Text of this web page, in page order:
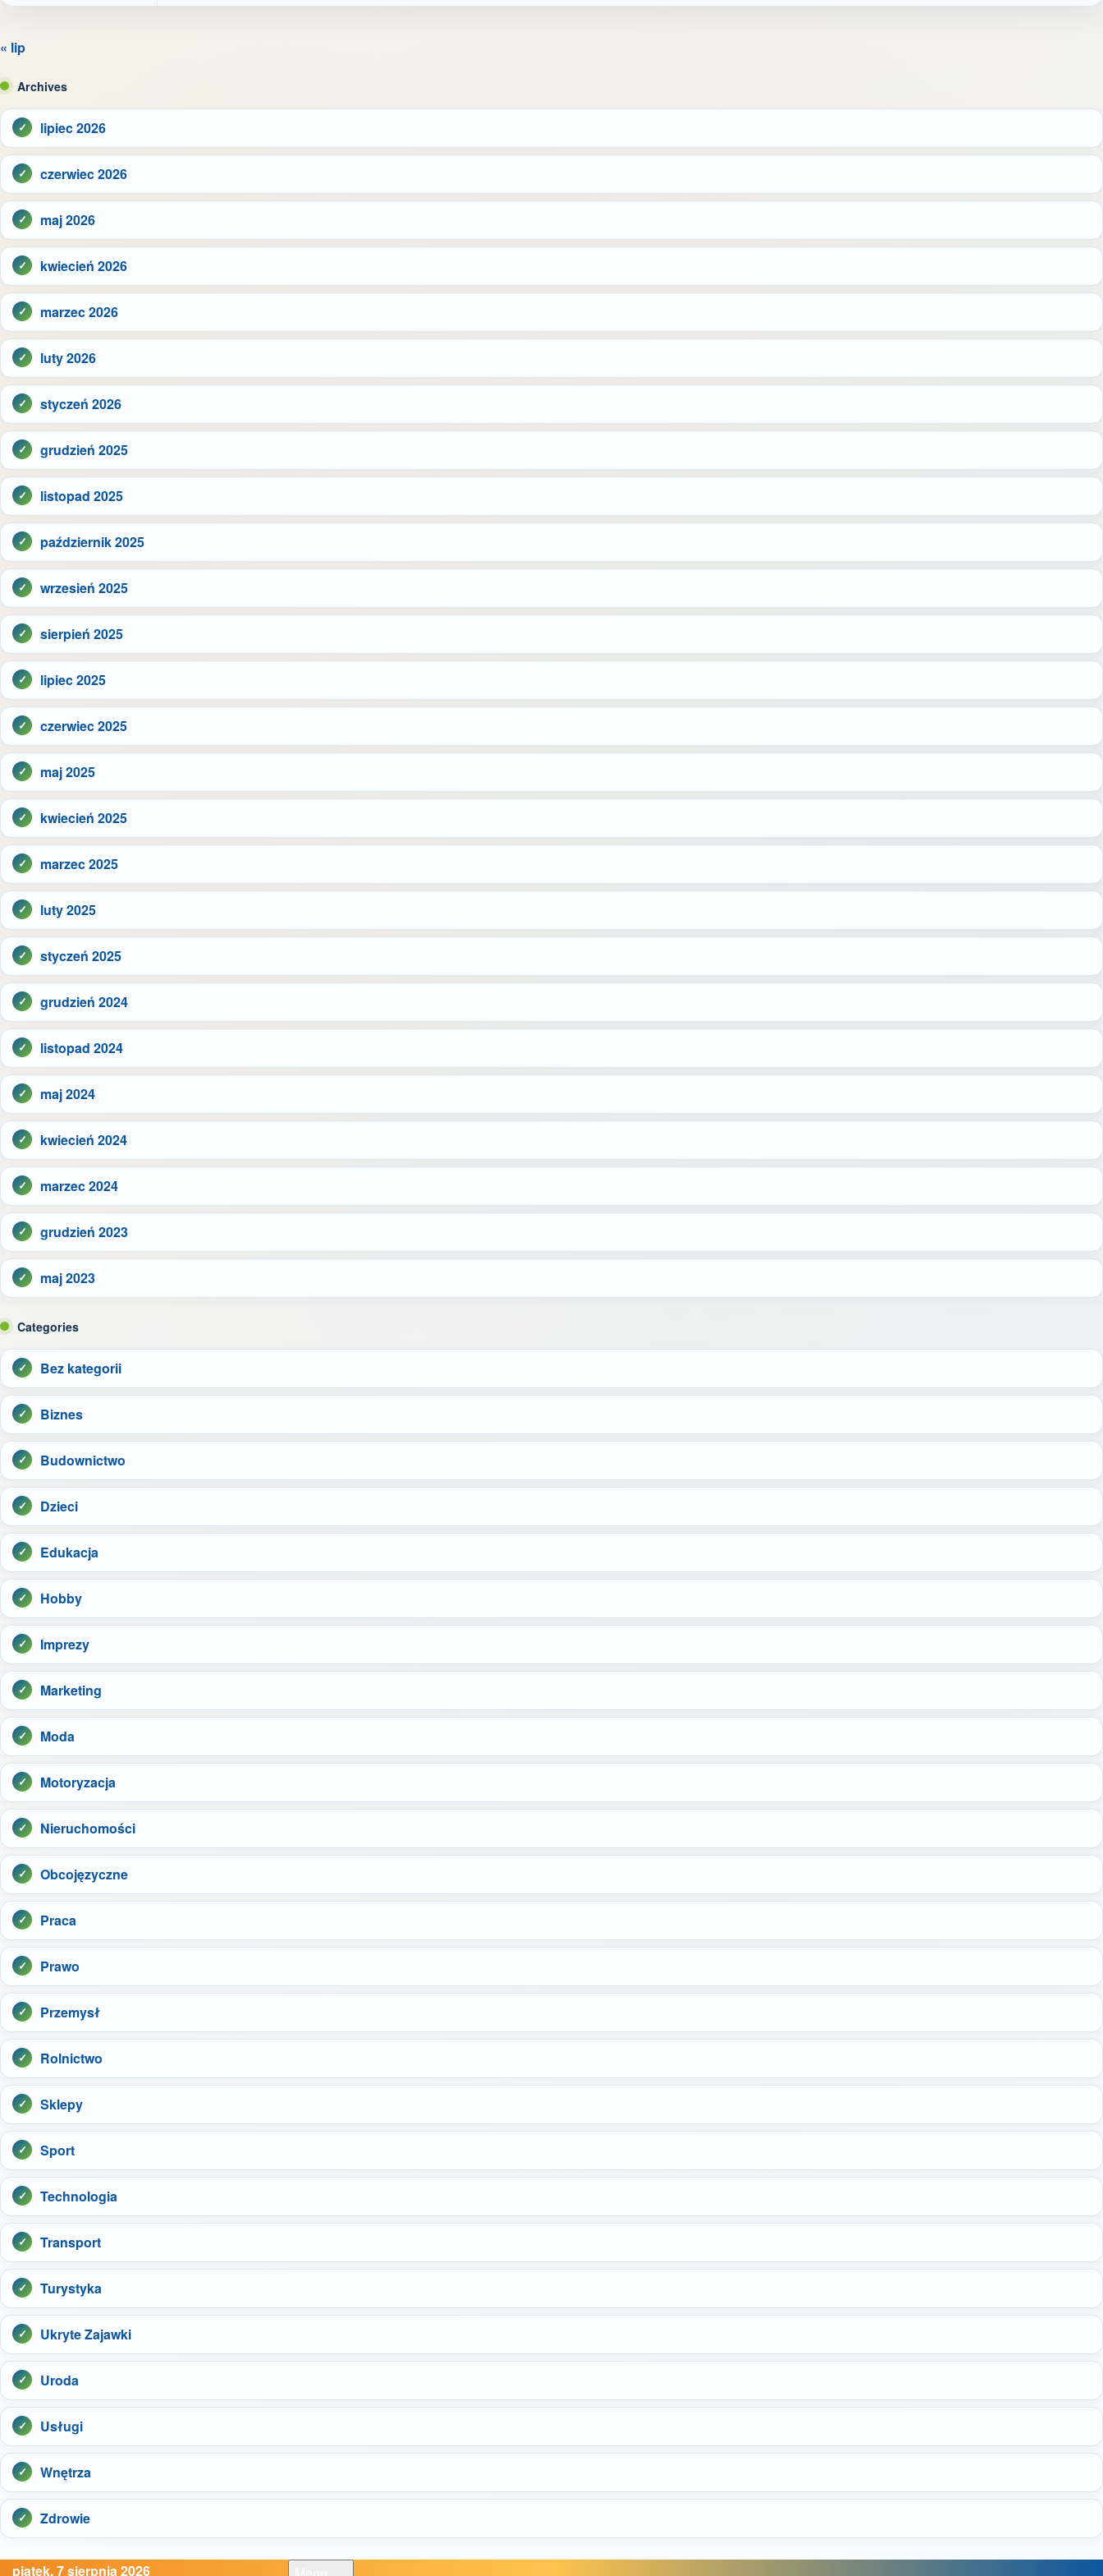
« lip
Archives
lipiec 2026
czerwiec 2026
maj 2026
kwiecień 2026
marzec 2026
luty 2026
styczeń 2026
grudzień 2025
listopad 2025
październik 2025
wrzesień 2025
sierpień 2025
lipiec 2025
czerwiec 2025
maj 2025
kwiecień 2025
marzec 2025
luty 2025
styczeń 2025
grudzień 2024
listopad 2024
maj 2024
kwiecień 2024
marzec 2024
grudzień 2023
maj 2023
Categories
Bez kategorii
Biznes
Budownictwo
Dzieci
Edukacja
Hobby
Imprezy
Marketing
Moda
Motoryzacja
Nieruchomości
Obcojęzyczne
Praca
Prawo
Przemysł
Rolnictwo
Sklepy
Sport
Technologia
Transport
Turystyka
Ukryte Zajawki
Uroda
Usługi
Wnętrza
Zdrowie
piątek, 7 sierpnia 2026